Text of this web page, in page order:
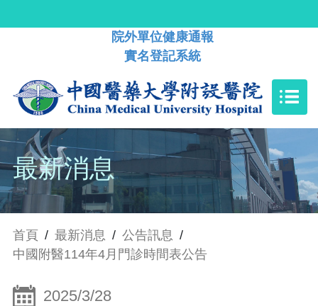
院外單位健康通報
實名登記系統
最新消息
首頁 / 最新消息 / 公告訊息 /
中國附醫114年4月門診時間表公告
2025/3/28